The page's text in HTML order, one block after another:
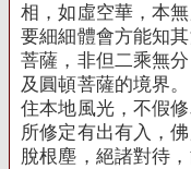
相，如虛空華，本
要細細體會方能知
菩薩，非但二乘無
及圓頓菩薩的境界
住本地風光，不假
所修定有出有入，
脫根塵，絕諸對待